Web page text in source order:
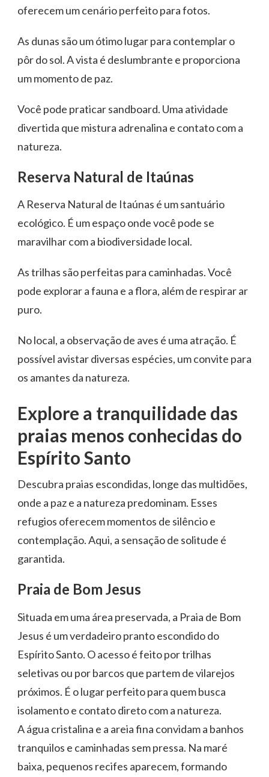
oferecem um cenário perfeito para fotos.
As dunas são um ótimo lugar para contemplar o
pôr do sol. A vista é deslumbrante e proporciona
um momento de paz.
Você pode praticar sandboard. Uma atividade
divertida que mistura adrenalina e contato com a
natureza.
Reserva Natural de Itaúnas
A Reserva Natural de Itaúnas é um santuário
ecológico. É um espaço onde você pode se
maravilhar com a biodiversidade local.
As trilhas são perfeitas para caminhadas. Você
pode explorar a fauna e a flora, além de respirar ar
puro.
No local, a observação de aves é uma atração. É
possível avistar diversas espécies, um convite para
os amantes da natureza.
Explore a tranquilidade das
praias menos conhecidas do
Espírito Santo
Descubra praias escondidas, longe das multidões,
onde a paz e a natureza predominam. Esses
refugios oferecem momentos de silêncio e
contemplação. Aqui, a sensação de solitude é
garantida.
Praia de Bom Jesus
Situada em uma área preservada, a Praia de Bom
Jesus é um verdadeiro pranto escondido do
Espírito Santo. O acesso é feito por trilhas
seletivas ou por barcos que partem de vilarejos
próximos. É o lugar perfeito para quem busca
isolamento e contato direto com a natureza.
A água cristalina e a areia fina convidam a banhos
tranquilos e caminhadas sem pressa. Na maré
baixa, pequenos recifes aparecem, formando